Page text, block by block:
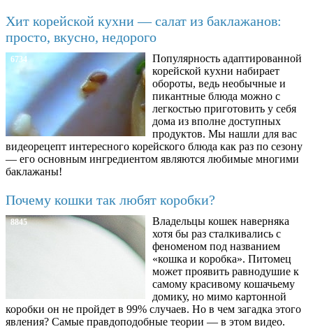
Хит корейской кухни — салат из баклажанов:
просто, вкусно, недорого
6734
Популярность адаптированной
корейской кухни набирает
обороты, ведь необычные и
пикантные блюда можно с
легкостью приготовить у себя
дома из вполне доступных
продуктов. Мы нашли для вас
видеорецепт интересного корейского блюда как раз по сезону
— его основным ингредиентом являются любимые многими
баклажаны!
Почему кошки так любят коробки?
8845
Владельцы кошек наверняка
хотя бы раз сталкивались с
феноменом под названием
«кошка и коробка». Питомец
может проявить равнодушие к
самому красивому кошачьему
домику, но мимо картонной
коробки он не пройдет в 99% случаев. Но в чем загадка этого
явления? Самые правдоподобные теории — в этом видео.